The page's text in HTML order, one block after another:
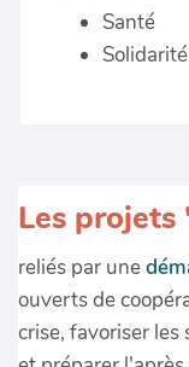
Santé
Solidarité